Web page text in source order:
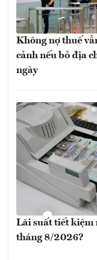
Không nợ thuế
cảnh nếu bỏ địa
ngày
Lãi suất tiết kiệm
tháng 8/2026?